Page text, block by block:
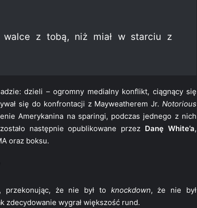
walce z tobą, niż miał w starciu z
dzieli – ogromny medialny konflikt, ciągnący się
się do konfrontacji z Mayweatherem Jr. Notorious
Amerykanina na sparingi, podczas jednego z nich
następnie opublikowane przez Danę White’a,
oraz boksu.
przekonując, że nie był to knockdown, że nie był
zdecydowanie wygrał większość rund.